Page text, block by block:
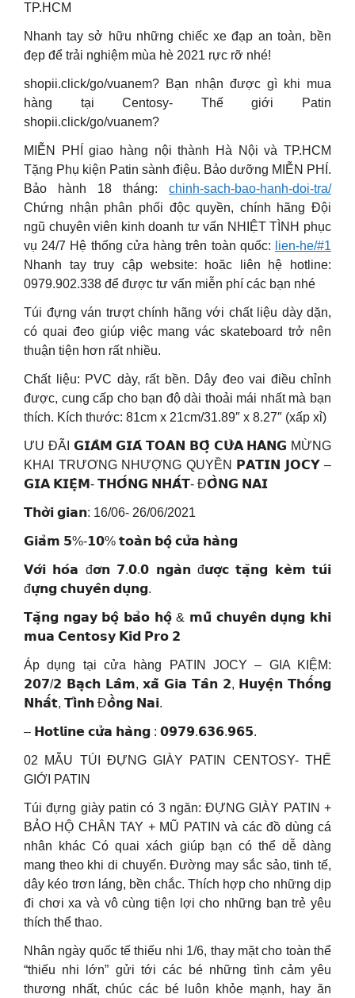
TP.HCM
Nhanh tay sở hữu những chiếc xe đạp an toàn, bền
đẹp để trải nghiệm mùa hè 2021 rực rỡ nhé!
shopii.click/go/vuanem? Bạn nhận được gì khi mua
hàng tại Centosy- Thế giới Patin
shopii.click/go/vuanem?
MIỄN PHÍ giao hàng nội thành Hà Nội và TP.HCM
Tặng Phụ kiện Patin sành điệu. Bảo dưỡng MIỄN PHÍ.
Bảo hành 18 tháng: chinh-sach-bao-hanh-doi-tra/
Chứng nhận phân phối độc quyền, chính hãng Đội
ngũ chuyên viên kinh doanh tư vấn NHIỆT TÌNH phục
vụ 24/7 Hệ thống cửa hàng trên toàn quốc:
lien-he/#1
Nhanh tay truy cập website: hoăc liên hệ hotline:
0979.902.338 để được tư vấn miễn phí các bạn nhé
Túi đựng ván trượt chính hãng với chất liệu dày dặn,
có quai đeo giúp việc mang vác skateboard trở nên
thuận tiện hơn rất nhiều.
Chất liệu: PVC dày, rất bền. Dây đeo vai điều chỉnh
được, cung cấp cho bạn độ dài thoải mái nhất mà bạn
thích. Kích thước: 81cm x 21cm/31.89″ x 8.27″ (xấp xỉ)
ƯU ĐÃI 𝗚𝗜𝗔̉𝗠 𝗚𝗜𝗔́ 𝗧𝗢𝗔̀𝗡 𝗕𝗢̣̂ 𝗖𝗨̛̉𝗔 𝗛𝗔̀𝗡𝗚 MỪNG
KHAI TRƯƠNG NHƯỢNG QUYỀN 𝗣𝗔𝗧𝗜𝗡 𝗝𝗢𝗖𝗬 –
𝗚𝗜𝗔 𝗞𝗜𝗘̣̂𝗠- 𝗧𝗛𝗢̂́𝗡𝗚 𝗡𝗛𝗔̂́𝗧- Đ𝗢̂̀𝗡𝗚 𝗡𝗔𝗜
𝗧𝗵𝗼̛̀𝗶 𝗴𝗶𝗮𝗻: 16/06- 26/06/2021
𝗚𝗶𝗮̉𝗺 𝟱%-𝟭𝟬% 𝘁𝗼𝗮̀𝗻 𝗯𝗼̣̂ 𝗰𝘂̛̉𝗮 𝗵𝗮̀𝗻𝗴
𝗩𝗼̛́𝗶 𝗵𝗼́𝗮 đ𝗼̛𝗻 𝟳.𝟬.𝟬 𝗻𝗴𝗮̀𝗻 đ𝘂̛𝗼̛̣𝗰 𝘁𝗮̣̆𝗻𝗴 𝗸𝗲̀𝗺 𝘁𝘂́𝗶
đ𝘂̛̣𝗻𝗴 𝗰𝗵𝘂𝘆𝗲̂𝗻 𝗱𝘂̣𝗻𝗴.
𝗧𝗮̣̆𝗻𝗴 𝗻𝗴𝗮𝘆 𝗯𝗼̣̂ 𝗯𝗮̉𝗼 𝗵𝗼̣̂ & 𝗺𝘂̃ 𝗰𝗵𝘂𝘆𝗲̂𝗻 𝗱𝘂̣𝗻𝗴 𝗸𝗵𝗶
𝗺𝘂𝗮 𝗖𝗲𝗻𝘁𝗼𝘀𝘆 𝗞𝗶𝗱 𝗣𝗿𝗼 𝟮
Áp dụng tại cửa hàng PATIN JOCY – GIA KIỆM:
𝟮𝟬𝟳/𝟮 𝗕𝗮̣𝗰𝗵 𝗟𝗮̂𝗺, 𝘅𝗮̃ 𝗚𝗶𝗮 𝗧𝗮̂𝗻 𝟮, 𝗛𝘂𝘆𝗲̣̂𝗻 𝗧𝗵𝗼̂́𝗻𝗴
𝗡𝗵𝗮̂́𝘁, 𝗧𝗶̉𝗻𝗵 Đ𝗼̂̀𝗻𝗴 𝗡𝗮𝗶.
– 𝗛𝗼𝘁𝗹𝗶𝗻𝗲 𝗰𝘂̛̉𝗮 𝗵𝗮̀𝗻𝗴 : 𝟬𝟵𝟳𝟵.𝟲𝟯𝟲.𝟵𝟲𝟱.
02 MẪU TÚI ĐỰNG GIÀY PATIN CENTOSY- THẾ
GIỚI PATIN
Túi đựng giày patin có 3 ngăn: ĐỰNG GIÀY PATIN +
BẢO HỘ CHÂN TAY + MŨ PATIN và các đồ dùng cá
nhân khác ️Có quai xách giúp bạn có thể dễ dàng
mang theo khi di chuyển. ️Đường may sắc sảo, tinh tế,
dây kéo trơn láng, bền chắc. ️Thích hợp cho những dịp
đi chơi xa và vô cùng tiện lợi cho những bạn trẻ yêu
thích thể thao.
Nhân ngày quốc tế thiếu nhi 1/6, thay mặt cho toàn thể
“thiếu nhi lớn” gửi tới các bé những tình cảm yêu
thương nhất, chúc các bé luôn khỏe mạnh, hay ăn